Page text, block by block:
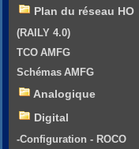
Plan du réseau HO
(RAILY 4.0)
TCO AMFG
Schémas AMFG
Analogique
Digital
-Configuration - ROCO